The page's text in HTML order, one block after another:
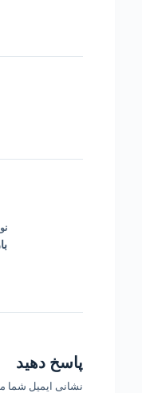
پاسخ دهید
نشانی ایمیل شما